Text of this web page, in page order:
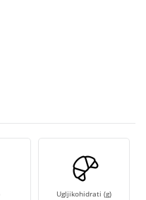
Ugljikohidrati (g)